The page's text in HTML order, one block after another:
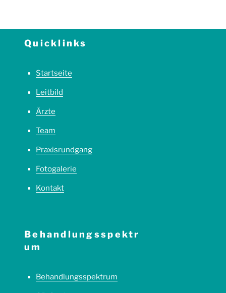
Quicklinks
Startseite
Leitbild
Ärzte
Team
Praxisrundgang
Fotogalerie
Kontakt
Behandlungsspektr
um
Behandlungsspektrum